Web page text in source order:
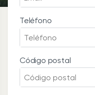
Teléfono
Código postal